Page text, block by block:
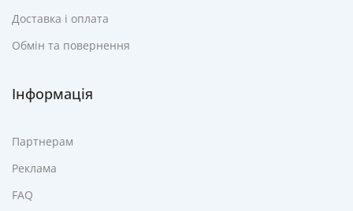
Доставка і оплата
Обмін та повернення
Інформація
Партнерам
Реклама
FAQ